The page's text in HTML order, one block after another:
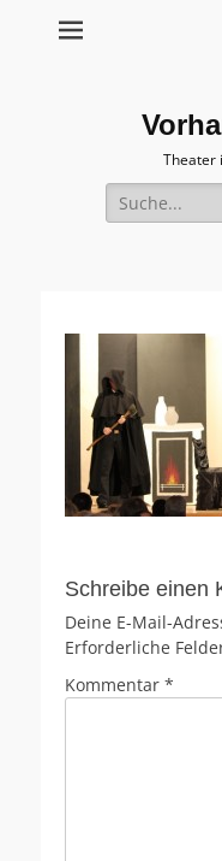
Theater
Suche
nach:
Schreibe einen
Deine E-Mail-
Erforderliche
Kommentar *